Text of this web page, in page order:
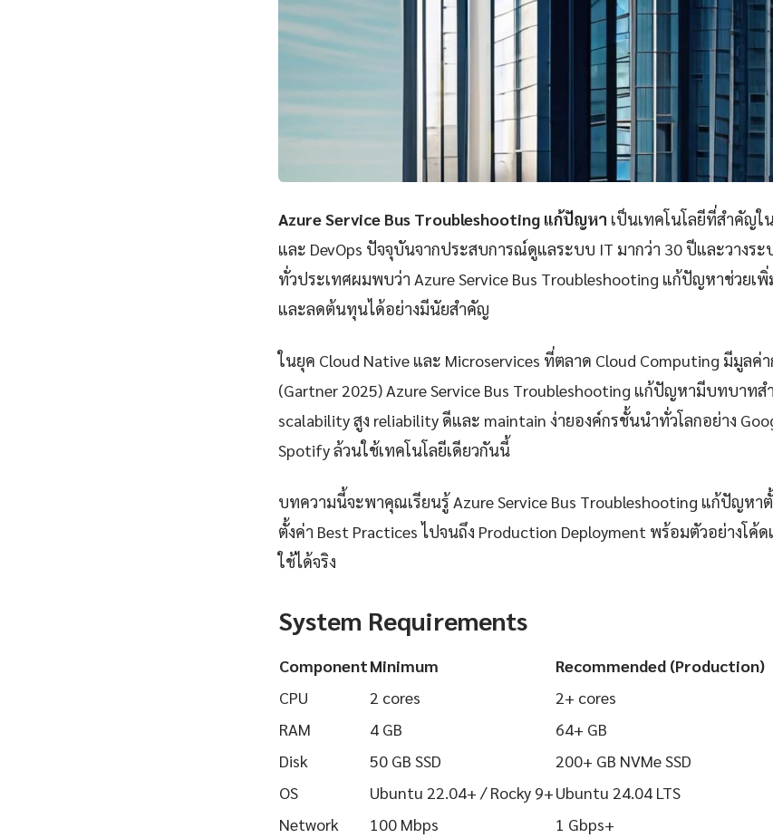
Azure Service Bus Troubleshooting แก้ปัญหา เป็นเทคโนโลยีที่สำคัญใ
และ DevOps ปัจจุบันจากประสบการณ์ดูแลระบบ IT มากว่า 30 ปีและวางร
ทั่วประเทศผมพบว่า Azure Service Bus Troubleshooting แก้ปัญหาช่วยเ
และลดต้นทุนได้อย่างมีนัยสำคัญ
ในยุค Cloud Native และ Microservices ที่ตลาด Cloud Computing มีมูลค่
(Gartner 2025) Azure Service Bus Troubleshooting แก้ปัญหามีบทบาท
scalability สูง reliability ดีและ maintain ง่ายองค์กรชั้นนำทั่วโลกอย่าง
Spotify ล้วนใช้เทคโนโลยีเดียวกันนี้
บทความนี้จะพาคุณเรียนรู้ Azure Service Bus Troubleshooting แก้ปัญหา
ตั้งค่า Best Practices ไปจนถึง Production Deployment พร้อมตัวอย่างโค้
ใช้ได้จริง
System Requirements
ComponentMinimum
Recommended (Production)
CPU
2 cores
2+ cores
RAM
4 GB
64+ GB
Disk
50 GB SSD
200+ GB NVMe SSD
OS
Ubuntu 22.04+ / Rocky 9+Ubuntu 24.04 LTS
Network
100 Mbps 1 Gbps+